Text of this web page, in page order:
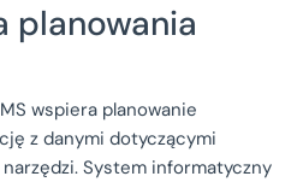
planowania
wspiera planowanie
z danymi dotyczącymi
System informatyczny